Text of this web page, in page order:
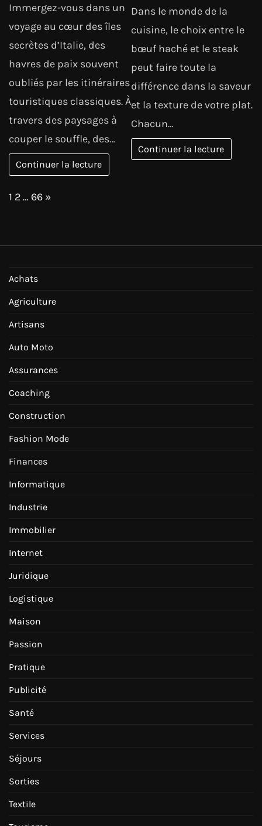
Immergez-vous dans un
voyage au cœur des îles
secrètes d’Italie, des
havres de paix souvent
oubliés par les itinéraires
touristiques classiques. À
travers des paysages à
couper le souffle, des…
Continuer la lecture
Dans le monde de la
cuisine, le choix entre le
bœuf haché et le steak
peut faire toute la
différence dans la saveur
et la texture de votre plat.
Chacun…
Continuer la lecture
Page:
1 2… 66 Next
»
Achats
Agriculture
Artisans
Auto Moto
Assurances
Coaching
Construction
Fashion Mode
Finances
Informatique
Industrie
Immobilier
Internet
Juridique
Logistique
Maison
Passion
Pratique
Publicité
Santé
Services
Séjours
Sorties
Textile